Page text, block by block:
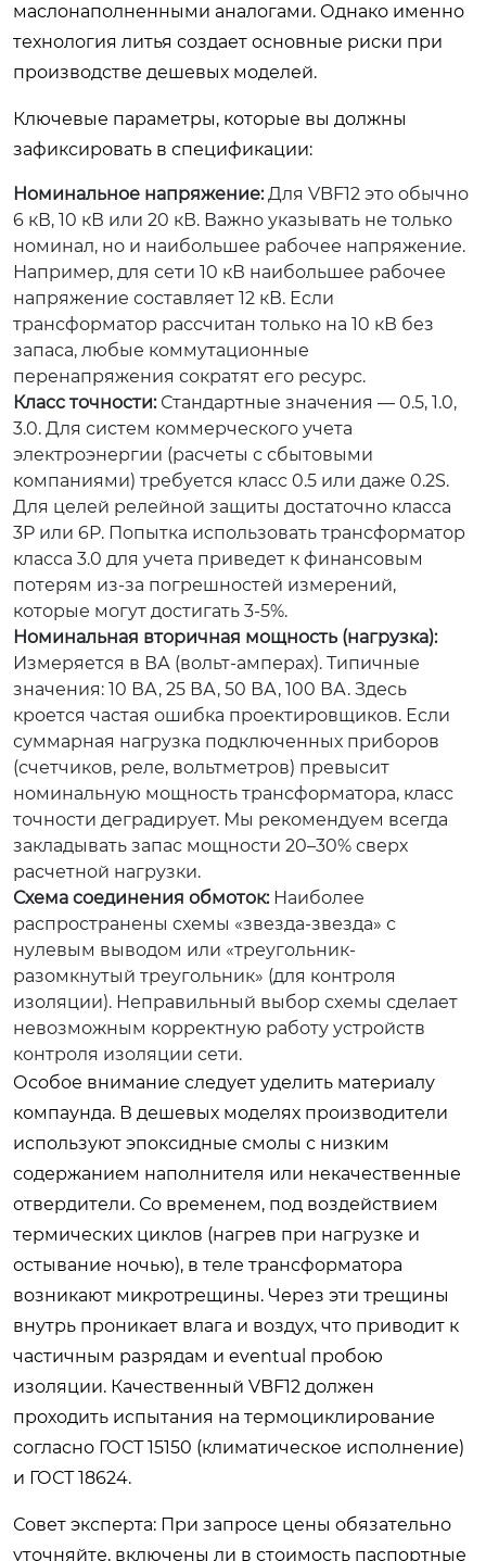
маслонаполненными аналогами. Однако именно
технология литья создает основные риски при
производстве дешевых моделей.
Ключевые параметры, которые вы должны
зафиксировать в спецификации:
Номинальное напряжение:Для VBF12 это обычно
6 кВ, 10 кВ или 20 кВ. Важно указывать не только
номинал, но и наибольшее рабочее напряжение.
Например, для сети 10 кВ наибольшее рабочее
напряжение составляет 12 кВ. Если
трансформатор рассчитан только на 10 кВ без
запаса, любые коммутационные
перенапряжения сократят его ресурс.
Класс точности:Стандартные значения — 0.5, 1.0,
3.0. Для систем коммерческого учета
электроэнергии (расчеты с сбытовыми
компаниями) требуется класс 0.5 или даже 0.2S.
Для целей релейной защиты достаточно класса
3P или 6P. Попытка использовать трансформатор
класса 3.0 для учета приведет к финансовым
потерям из-за погрешностей измерений,
которые могут достигать 3-5%.
Номинальная вторичная мощность (нагрузка):
Измеряется в ВА (вольт-амперах). Типичные
значения: 10 ВА, 25 ВА, 50 ВА, 100 ВА. Здесь
кроется частая ошибка проектировщиков. Если
суммарная нагрузка подключенных приборов
(счетчиков, реле, вольтметров) превысит
номинальную мощность трансформатора, класс
точности деградирует. Мы рекомендуем всегда
закладывать запас мощности 20–30% сверх
расчетной нагрузки.
Схема соединения обмоток:Наиболее
распространены схемы «звезда-звезда» с
нулевым выводом или «треугольник-
разомкнутый треугольник» (для контроля
изоляции). Неправильный выбор схемы сделает
невозможным корректную работу устройств
контроля изоляции сети.
Особое внимание следует уделить материалу
компаунда. В дешевых моделях производители
используют эпоксидные смолы с низким
содержанием наполнителя или некачественные
отвердители. Со временем, под воздействием
термических циклов (нагрев при нагрузке и
остывание ночью), в теле трансформатора
возникают микротрещины. Через эти трещины
внутрь проникает влага и воздух, что приводит к
частичным разрядам и eventual пробою
изоляции. Качественный VBF12 должен
проходить испытания на термоциклирование
согласно ГОСТ 15150 (климатическое исполнение)
и ГОСТ 18624.
Совет эксперта: При запросе цены обязательно
уточняйте, включены ли в стоимость паспортные